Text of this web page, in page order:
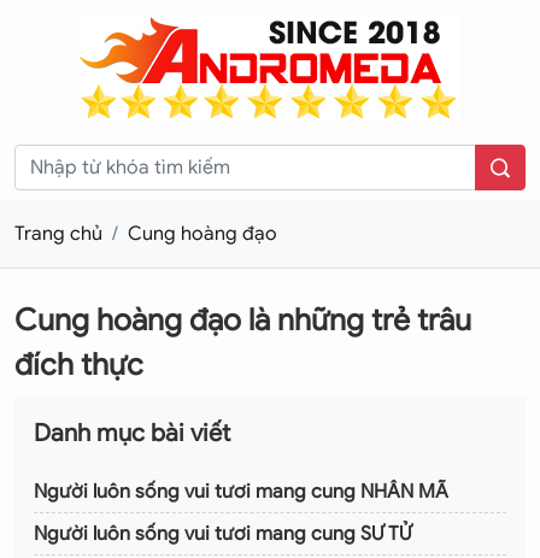
Trang chủ Cung hoàng đạo
Cung hoàng đạo là những trẻ trâu
đích thực
Danh mục bài viết
Người luôn sống vui tươi mang cung NHÂN MÃ
Người luôn sống vui tươi mang cung SƯ TỬ